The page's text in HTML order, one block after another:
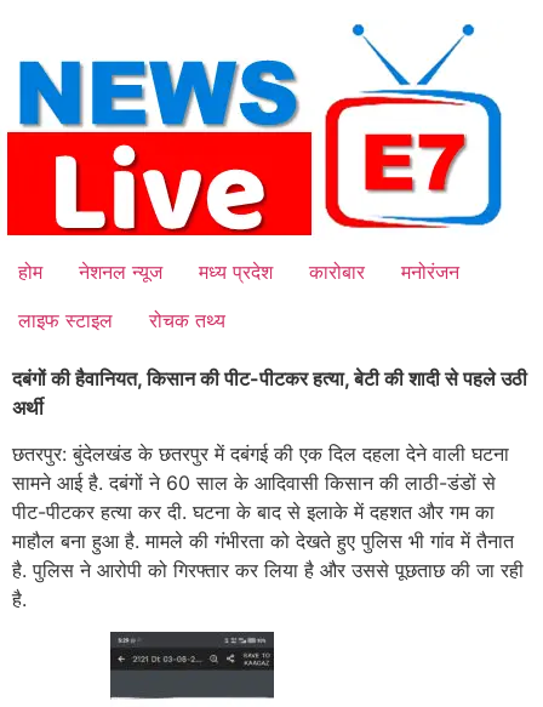
content
होम नेशनल न्यूज मध्य प्रदेश कारोबार
मनोरंजन
लाइफ स्टाइल
रोचक तथ्य
दबंगों की हैवानियत, किसान की पीट-पीटकर हत्या, बेटी की शादी से पहले उठी
अर्थी
छतरपुर: बुंदेलखंड के छतरपुर में दबंगई की एक दिल दहला देने वाली घटना
सामने आई है. दबंगों ने 60 साल के आदिवासी किसान की लाठी-डंडों से
पीट-पीटकर हत्या कर दी. घटना के बाद से इलाके में दहशत और गम का
माहौल बना हुआ है. मामले की गंभीरता को देखते हुए पुलिस भी गांव में तैनात
है. पुलिस ने आरोपी को गिरफ्तार कर लिया है और उससे पूछताछ की जा रही
है.